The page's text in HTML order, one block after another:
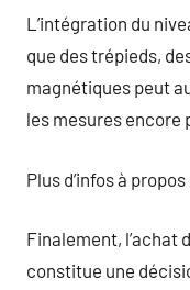
L’intégration du
que des trépieds,
magnétiques peut
les mesures encore
Plus d’infos à propos
Finalement, l’achat
constitue une